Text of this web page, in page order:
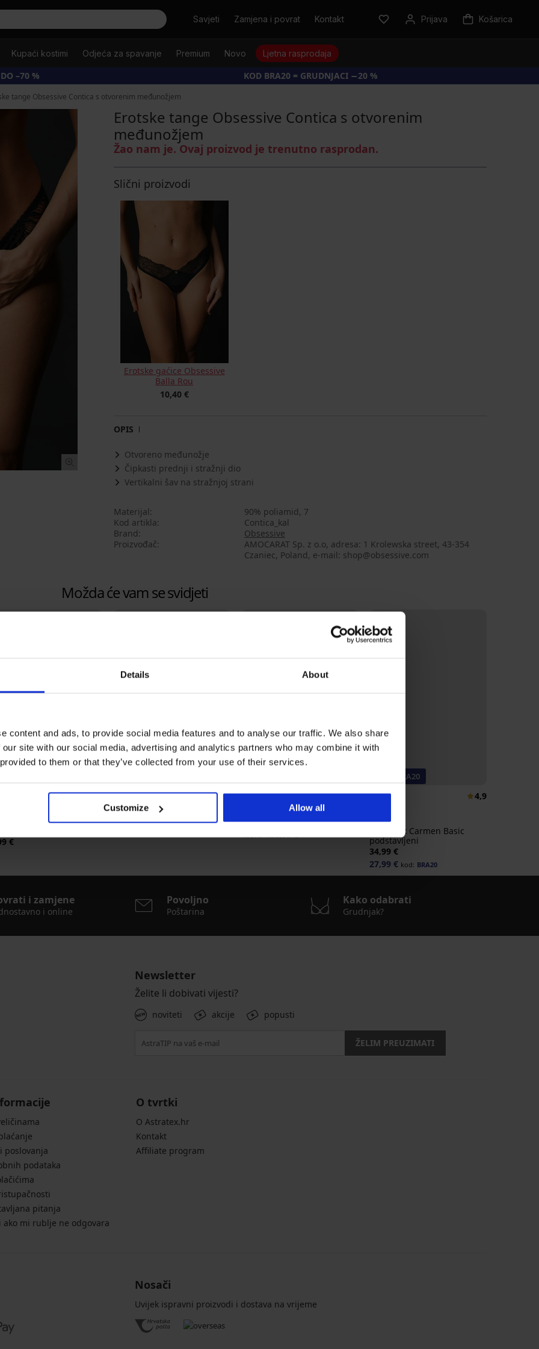
Details About
content and ads, to provide social media features and to analyse our traffic. We also share
site with our social media, advertising and analytics partners who may combine it with
to them or that they’ve collected from your use of their services.
Customize Allow all
TražitiSavjeti Zamjena i povrat Kontakt Prijava Košarica
Kupaći kostimi Odjeća za spavanje Premium Novo Ljetna rasprodaja
–70 % KOD BRA20 = GRUDNJACI −20 %
tange Obsessive Contica s otvorenim međunožjem
Erotske tange Obsessive Contica s otvorenim
međunožjem
Žao nam je. Ovaj proizvod je trenutno rasprodan.
Slični proizvodi
Erotske gaćice Obsessive
Balla Rou
10,40 €
OPIS
Otvoreno međunožje
Čipkasti prednji i stražnji dio
Vertikalni šav na stražnjoj strani
Materijal
90% poliamid, 7
Kod artikla
Contica_kal
Brand
Obsessive
Proizvođač
AMOCARAT Sp. z o.o, adresa: 1 Krolewska street, 43-354
Czaniec, Poland, e-mail: shop@obsessive.com
Možda će vam se svidjeti
GRATIS
€
Brazilke Delicate Flower
20,99 €
5
Grudnjak Fili podstavljen
bez žica
19,79 €32,99 €
-20% BRA20
4,9
Grudnjak Carmen Basic
podstavljeni
34,99 €
27,99 € kod: BRA20
i zamjene
i online
Povoljno
Poštarina
Kako odabrati
Grudnjak?
Newsletter
Želite li dobivati vijesti?
noviteti akcije popusti
ŽELIM PREUZIMATI
poslovanja
podataka
pitanja
ako mi rublje ne odgovara
O tvrtki
O Astratex.hr
Kontakt
Affiliate program
Nosači
Uvijek ispravni proizvodi i dostava na vrijeme